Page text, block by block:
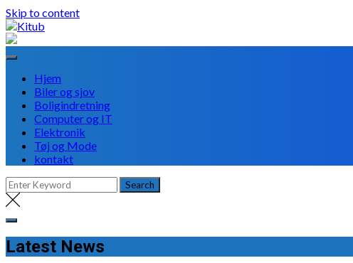
Skip to content
Hjem
Biler og sjov
Boligindretning
Computer og IT
Elektronik
Tøj og Mode
kontakt
Latest News